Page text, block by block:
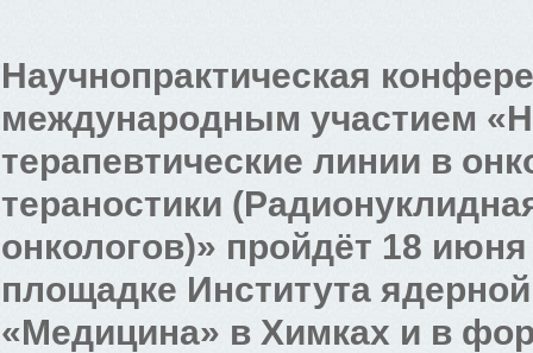
Научнопрактическая
международным участием
терапевтические линии в
тераностики
онкологов)» пройдёт 18
площадке Института
«Медицина» в Химках и в